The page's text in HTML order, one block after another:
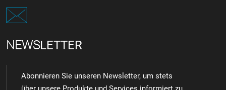
NEWSLETTER
Abonnieren Sie unseren Newsletter, um stets